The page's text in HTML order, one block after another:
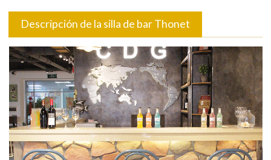
Descripción de la silla de bar Thonet